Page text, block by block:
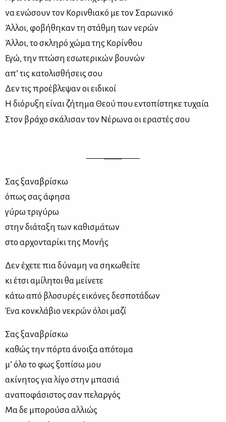
να ενώ­σουν τον Κο­ριν­θια­κό με τον Σα­ρω­νι­κό
Άλ­λοι, φο­βή­θη­καν τη στάθ­μη των νε­ρών
Άλ­λοι, το σκλη­ρό χώ­μα της Κο­ρίν­θου
Εγώ, την πτώ­ση εσω­τε­ρι­κών βου­νών
απ’ τις κα­το­λι­σθή­σεις σου
Δεν τις προ­έ­βλε­ψαν οι ει­δι­κοί
Η διό­ρυ­ξη εί­ναι ζή­τη­μα Θε­ού που εντο­πί­στη­κε τυ­χαία
Στον βρά­χο σκά­λι­σαν τον Νέ­ρω­να οι ερα­στές σου
——————
Σας ξα­να­βρί­σκω
όπως σας άφη­σα
γύ­ρω τρι­γύ­ρω
στην διά­τα­ξη των κα­θι­σμά­των
στο αρ­χο­ντα­ρί­κι της Μο­νής
Δεν έχε­τε πια δύ­να­μη να ση­κω­θεί­τε
κι έτσι αμί­λη­τοι θα μεί­νε­τε
κά­τω από βλο­συ­ρές ει­κό­νες δε­σπο­τά­δων
Ένα κον­κλά­βιο νε­κρών όλοι μα­ζί
Σας ξα­να­βρί­σκω
κα­θώς την πόρ­τα άνοι­ξα από­το­μα
μ’ όλο το φως ξο­πί­σω μου
ακί­νη­τος για λί­γο στην μπα­σιά
ανα­πο­φά­σι­στος σαν πε­λαρ­γός
Μα δε μπο­ρού­σα αλ­λιώς